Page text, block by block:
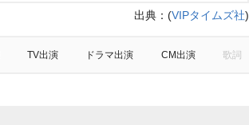
出典： (VIPタイムズ社)
TV出演 ドラマ出演 CM出演 歌詞